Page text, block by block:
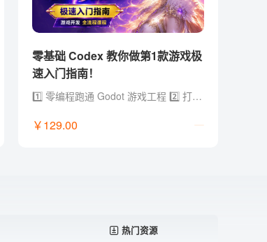
零基础 Codex 教你做第1款游戏极
速入门指南！
1️⃣ 零编程跑通 Godot 游戏工程 2️⃣ 打通 GPT、即梦、Lovart、Codex、Godot 工具链 3️⃣ 把零散 AI 素材整合成可交互、可运行的游戏项目 4️⃣ 配套提示词、开发模板、skill 文档和学习群答疑
￥129.00
热门资源